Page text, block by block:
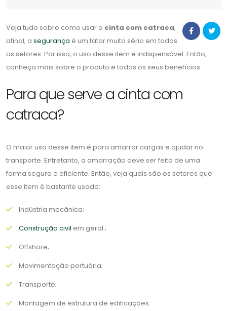
Veja tudo sobre como usar a cinta com catraca,
afinal, a segurança é um fator muito sério em todos
os setores. Por isso, o uso desse item é indispensável. Então,
conheça mais sobre o produto e todos os seus benefícios.
Para que serve a cinta com
catraca?
O maior uso desse item é para amarrar cargas e ajudar no
transporte. Entretanto, a amarração deve ser feita de uma
forma segura e eficiente. Então, veja quais são os setores que
esse item é bastante usado:
Indústria mecânica;
Construção civil em geral ;
Offshore;
Movimentação portuária;
Transporte;
Montagem de estrutura de edificações.